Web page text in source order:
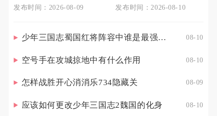
发布时间：2026-08-09 发布时间：2026-08-10
少年三国志蜀国红将阵容中谁是最强的战士 08-10
空号手在攻城掠地中有什么作用 08-10
怎样战胜开心消消乐734隐藏关 08-09
应该如何更改少年三国志2魏国的化身 08-10